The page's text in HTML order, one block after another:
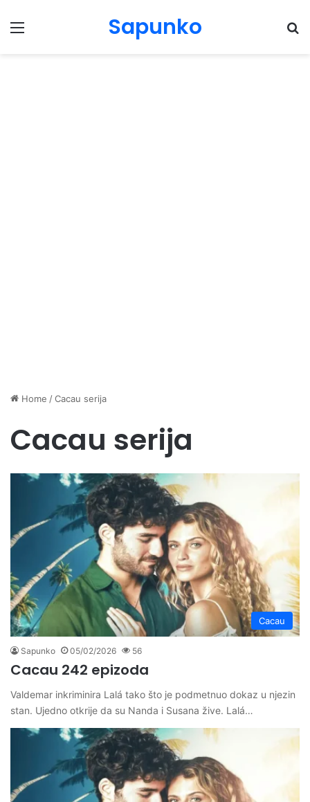
Menu Sapunko
Home /Cacau serija
Cacau serija
Cacau
Sapunko 05/02/2026 56
Cacau 242 epizoda
Valdemar inkriminira Lalá tako što je podmetnuo dokaz u njezin
stan. Ujedno otkrije da su Nanda i Susana žive. Lalá…